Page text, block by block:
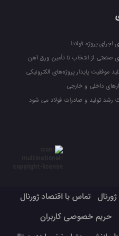
پروژه فولاد!
صنعتی از انتخاب تا تأمین ورق آهن
موفقیت پایدار پروژه‌های الکترونیکی
داخلی و خارجی
رشد تولید و صادرات فولاد می شود
تماس با اقتصاد ژورنال
حریم خصوصی کاربران